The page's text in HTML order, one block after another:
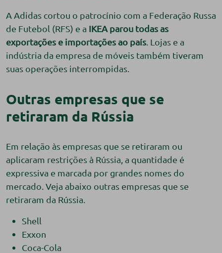
A Adidas cortou o patrocínio com a Federação Russa
de Futebol (RFS) e a IKEA parou todas as
exportações e importações ao país . Lojas e a
indústria da empresa de móveis também tiveram
suas operações interrompidas.
Outras empresas que se
retiraram da Rússia
Em relação às empresas que se retiraram ou
aplicaram restrições à Rússia, a quantidade é
expressiva e marcada por grandes nomes do
mercado. Veja abaixo outras empresas que se
retiraram da Rússia.
Shell
Exxon
Coca-Cola